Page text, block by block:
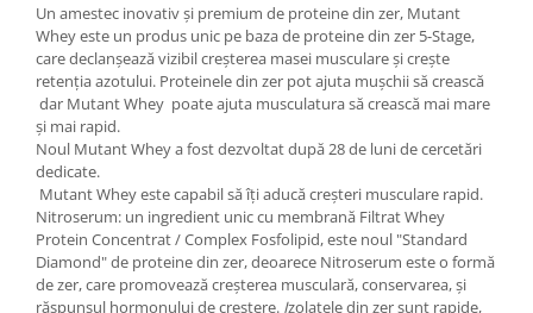
Un amestec inovativ și premium de proteine ​​din zer, Mutant
Whey este un produs unic pe baza de proteine ​​din zer 5-Stage,
care declanșează vizibil creșterea masei musculare și crește
retenția azotului. Proteinele ​​din zer pot ajuta mușchii să crească
dar Mutant Whey poate ajuta musculatura să crească mai mare
și mai rapid.
Noul Mutant Whey a fost dezvoltat după 28 de luni de cercetări
dedicate.
Mutant Whey este capabil să îți aducă creșteri musculare rapid.
Nitroserum: un ingredient unic cu membrană Filtrat Whey
Protein Concentrat / Complex Fosfolipid, este noul "Standard
Diamond" de proteine ​​din zer, deoarece Nitroserum este o formă
de zer, care promovează creșterea musculară, conservarea, și
răspunsul hormonului de creștere. Izolatele din zer sunt rapide,